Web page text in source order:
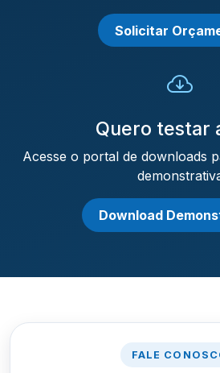
Solicitar
Quero testar
Acesse o portal de downloads
Download
FALE